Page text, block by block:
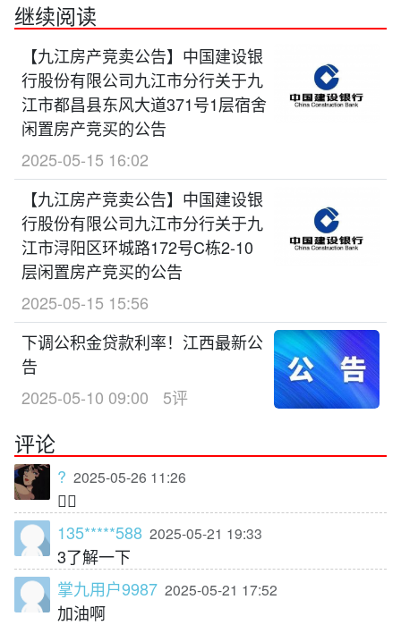
继续阅读
【九江房产竞卖公告】中国建设银
行股份有限公司九江市分行关于九
江市都昌县东风大道371号1层宿舍
闲置房产竞买的公告
2025-05-15 16:02
【九江房产竞卖公告】中国建设银
行股份有限公司九江市分行关于九
江市浔阳区环城路172号C栋2-10
层闲置房产竞买的公告
2025-05-15 15:56
下调公积金贷款利率！江西最新公
告
2025-05-10 09:00
5评
评论
? 2025-05-26 11:26
👍🏻
135*****588 2025-05-21 19:33
3了解一下
掌九用户9987 2025-05-21 17:52
加油啊